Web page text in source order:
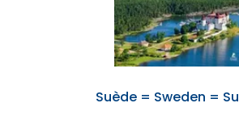
Suède = Sweden =